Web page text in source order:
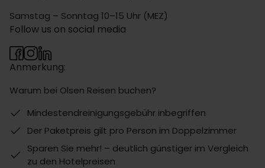
Samstag – Sonntag 10–15 Uhr (MEZ)
Anmerkung:
Warum bei Olsen Reisen buchen?
Mindestendreinigungsgebühr inbegriffen
Der Paketpreis gilt pro Person im Doppelzimmer
Sparen Sie mehr! – deutlich günstiger im Vergleich
zu den Hotelpreisen
Follow us on social media